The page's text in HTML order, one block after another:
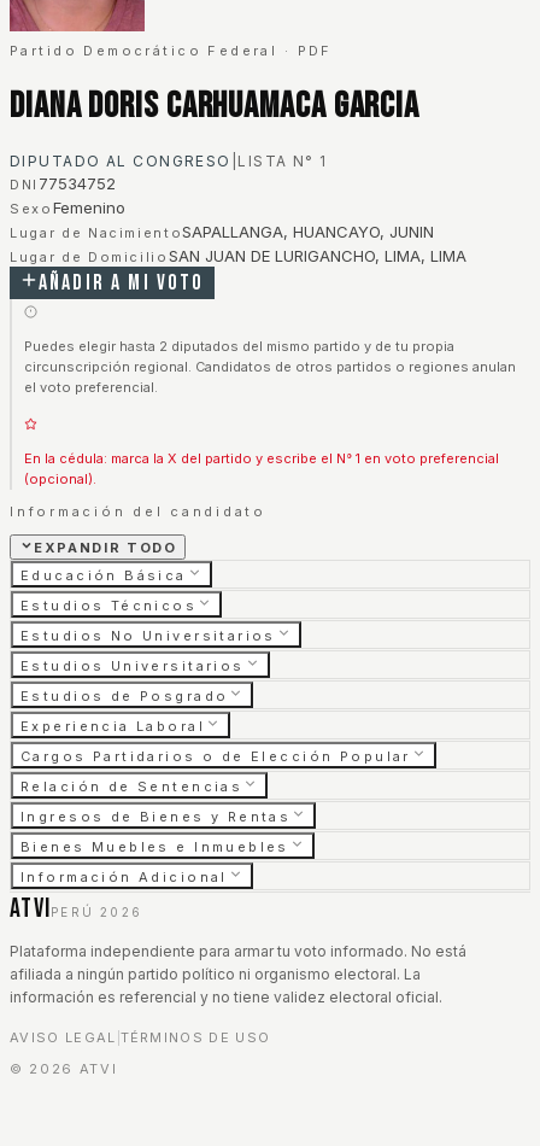
Partido Democrático Federal · PDF
Diana Doris Carhuamaca Garcia
DIPUTADO AL CONGRESO LISTA N° 1
DNI 77534752
Sexo Femenino
Lugar de NacimientoSAPALLANGA, HUANCAYO, JUNIN
Lugar de Domicilio SAN JUAN DE LURIGANCHO, LIMA, LIMA
Añadir a mi voto
Puedes elegir hasta 2 diputados del mismo partido y de tu propia
circunscripción regional. Candidatos de otros partidos o regiones anulan
el voto preferencial.
En la cédula: marca la X del partido y escribe el N° 1 en voto preferencial
(opcional).
Información del candidato
EXPANDIR TODO
Educación Básica
Estudios Técnicos
Estudios No Universitarios
Estudios Universitarios
Estudios de Posgrado
Experiencia Laboral
Cargos Partidarios o de Elección Popular
Relación de Sentencias
Ingresos de Bienes y Rentas
Bienes Muebles e Inmuebles
Información Adicional
ATVI PERÚ 2026
Plataforma independiente para armar tu voto informado. No está
afiliada a ningún partido político ni organismo electoral. La
información es referencial y no tiene validez electoral oficial.
AVISO LEGAL TÉRMINOS DE USO
© 2026 ATVI